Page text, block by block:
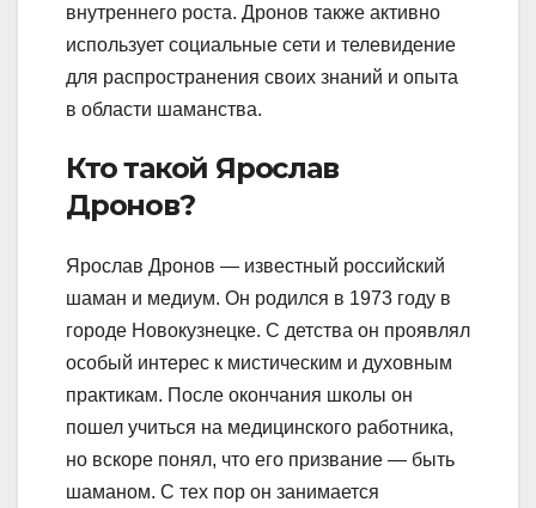
внутреннего роста. Дронов также активно
использует социальные сети и телевидение
для распространения своих знаний и опыта
в области шаманства.
Кто такой Ярослав
Дронов?
Ярослав Дронов — известный российский
шаман и медиум. Он родился в 1973 году в
городе Новокузнецке. С детства он проявлял
особый интерес к мистическим и духовным
практикам. После окончания школы он
пошел учиться на медицинского работника,
но вскоре понял, что его призвание — быть
шаманом. С тех пор он занимается